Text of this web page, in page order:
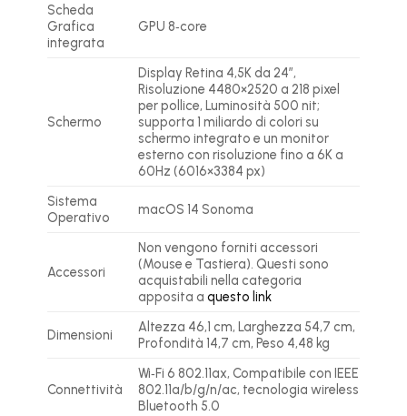
Scheda
Grafica
integrata
GPU 8‑core
Schermo
Display Retina 4,5K da 24″,
Risoluzione 4480×2520 a 218 pixel
per pollice, Luminosità 500 nit;
supporta 1 miliardo di colori su
schermo integrato e un monitor
esterno con risoluzione fino a 6K a
60Hz (6016×3384 px)
Sistema
Operativo
macOS 14 Sonoma
Accessori
Non vengono forniti accessori
(Mouse e Tastiera). Questi sono
acquistabili nella categoria
apposita a questo link
Dimensioni
Altezza 46,1 cm, Larghezza 54,7 cm,
Profondità 14,7 cm, Peso 4,48 kg
Connettività
Wi‑Fi 6 802.11ax, Compatibile con IEEE
802.11a/b/g/n/ac, tecnologia wireless
Bluetooth 5.0